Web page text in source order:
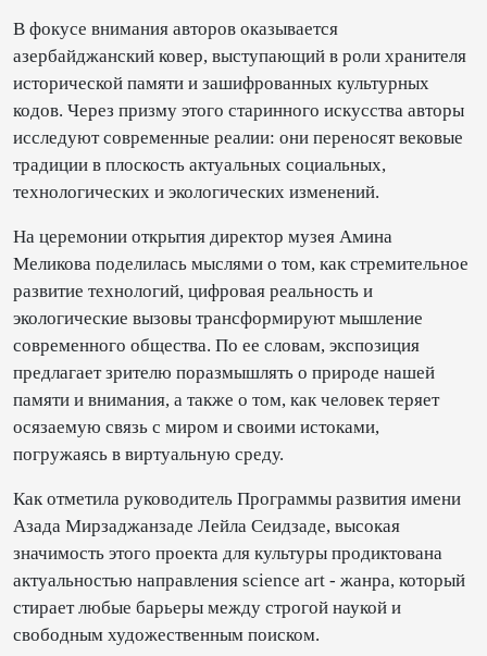
В фокусе внимания авторов оказывается
азербайджанский ковер, выступающий в роли хранителя
исторической памяти и зашифрованных культурных
кодов. Через призму этого старинного искусства авторы
исследуют современные реалии: они переносят вековые
традиции в плоскость актуальных социальных,
технологических и экологических изменений.
На церемонии открытия директор музея Амина
Меликова поделилась мыслями о том, как стремительное
развитие технологий, цифровая реальность и
экологические вызовы трансформируют мышление
современного общества. По ее словам, экспозиция
предлагает зрителю поразмышлять о природе нашей
памяти и внимания, а также о том, как человек теряет
осязаемую связь с миром и своими истоками,
погружаясь в виртуальную среду.
Как отметила руководитель Программы развития имени
Азада Мирзаджанзаде Лейла Сеидзаде, высокая
значимость этого проекта для культуры продиктована
актуальностью направления science art - жанра, который
стирает любые барьеры между строгой наукой и
свободным художественным поиском.